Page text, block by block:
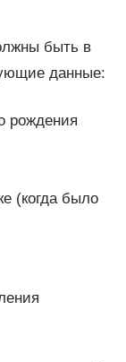
быть в
данные:
рождения
(когда было